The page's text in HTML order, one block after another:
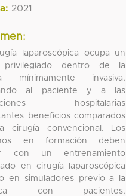
2021
laparoscópica ocupa un
privilegiado dentro de la
mínimamente invasiva,
al paciente y a las
hospitalarias
beneficios comparados
cirugía convencional. Los
en formación deben
con un entrenamiento
en cirugía laparoscópica
en simuladores previo a la
con pacientes,